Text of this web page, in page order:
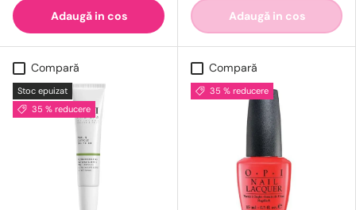
Adaugă in cos Adaugă in cos
Compară
Stoc epuizat
35 % reducere
Compară
35 % reducere